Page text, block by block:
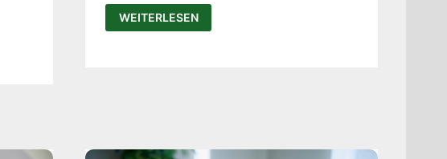
FOSSIL
SMARTWATCH
GEN.
WEITERLESEN